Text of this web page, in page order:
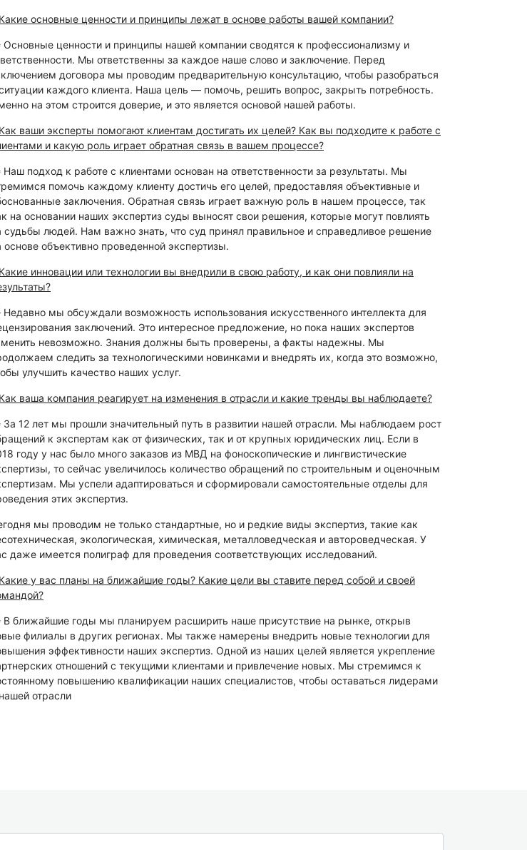
Какие основные ценности и принципы лежат в основе работы вашей компании?
ценности и принципы нашей компании сводятся к профессионализму и
Мы ответственны за каждое наше слово и заключение. Перед
договора мы проводим предварительную консультацию, чтобы разобраться
каждого клиента. Наша цель — помочь, решить вопрос, закрыть потребность.
на этом строится доверие, и это является основой нашей работы.
Как ваши эксперты помогают клиентам достигать их целей? Как вы подходите к работе с
и какую роль играет обратная связь в вашем процессе?
подход к работе с клиентами основан на ответственности за результаты. Мы
помочь каждому клиенту достичь его целей, предоставляя объективные и
заключения. Обратная связь играет важную роль в нашем процессе, так
на основании наших экспертиз суды выносят свои решения, которые могут повлиять
судьбы людей. Нам важно знать, что суд принял правильное и справедливое решение
основе объективно проведенной экспертизы.
Какие инновации или технологии вы внедрили в свою работу, и как они повлияли на
мы обсуждали возможность использования искусственного интеллекта для
заключений. Это интересное предложение, но пока наших экспертов
невозможно. Знания должны быть проверены, а факты надежны. Мы
следить за технологическими новинками и внедрять их, когда это возможно,
улучшить качество наших услуг.
Как ваша компания реагирует на изменения в отрасли и какие тренды вы наблюдаете?
12 лет мы прошли значительный путь в развитии нашей отрасли. Мы наблюдаем рост
к экспертам как от физических, так и от крупных юридических лиц. Если в
году у нас было много заказов из МВД на фоноскопические и лингвистические
то сейчас увеличилось количество обращений по строительным и оценочным
Мы успели адаптироваться и сформировали самостоятельные отделы для
этих экспертиз.
мы проводим не только стандартные, но и редкие виды экспертиз, такие как
экологическая, химическая, металловедческая и автороведческая. У
даже имеется полиграф для проведения соответствующих исследований.
Какие у вас планы на ближайшие годы? Какие цели вы ставите перед собой и своей
ближайшие годы мы планируем расширить наше присутствие на рынке, открыв
филиалы в других регионах. Мы также намерены внедрить новые технологии для
эффективности наших экспертиз. Одной из наших целей является укрепление
отношений с текущими клиентами и привлечение новых. Мы стремимся к
повышению квалификации наших специалистов, чтобы оставаться лидерами
отрасли